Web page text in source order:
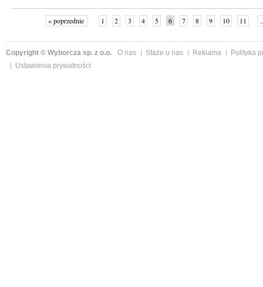
« poprzednie 1 2 3 4 5 6 7 8 9 10 11
Copyright © Wyborcza sp. z o.o. O nas Staże u nas Reklama
Polityka
Ustawienia prywatności